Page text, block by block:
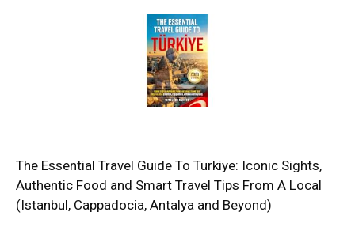
The Essential Travel Guide To Turkiye: Iconic Sights,
Authentic Food and Smart Travel Tips From A Local
(Istanbul, Cappadocia, Antalya and Beyond)